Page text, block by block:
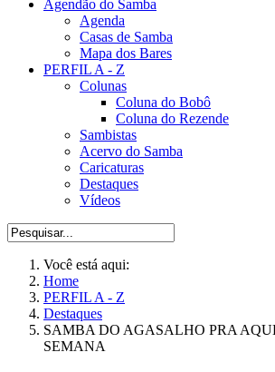
Agendão do Samba
Agenda
Casas de Samba
Mapa dos Bares
PERFIL A - Z
Colunas
Coluna do Bobô
Coluna do Rezende
Sambistas
Acervo do Samba
Caricaturas
Destaques
Vídeos
Você está aqui:
Home
PERFIL A - Z
Destaques
SAMBA DO AGASALHO PRA
SEMANA